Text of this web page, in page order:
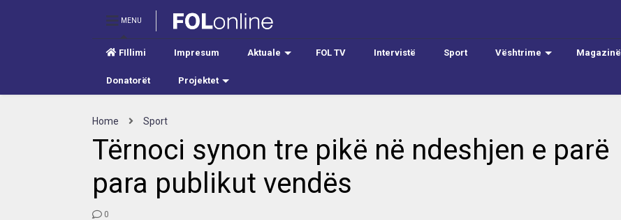
MENU
FIllimi Impresum Aktuale FOL TV Intervistë Sport Vështrime Magazinë
Donatorët Projektet
Home Sport
Tërnoci synon tre pikë në ndeshjen e parë
para publikut vendës
0